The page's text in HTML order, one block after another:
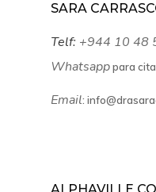
SARA
Telf: +944 10 48
Whatsapppara
Email: